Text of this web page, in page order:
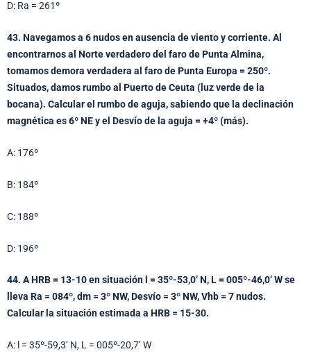
D: Ra = 261º
43. Navegamos a 6 nudos en ausencia de viento y corriente. Al
encontrarnos al Norte verdadero del faro de Punta Almina,
tomamos demora verdadera al faro de Punta Europa = 250º.
Situados, damos rumbo al Puerto de Ceuta (luz verde de la
bocana). Calcular el rumbo de aguja, sabiendo que la declinación
magnética es 6º NE y el Desvío de la aguja = +4º (más).
A: 176º
B: 184º
C: 188º
D: 196º
44. A HRB = 13-10 en situación l = 35º-53,0’ N, L = 005º-46,0’ W se
lleva Ra = 084º, dm = 3º NW, Desvío = 3º NW, Vhb = 7 nudos.
Calcular la situación estimada a HRB = 15-30.
A: l = 35º-59,3’ N, L = 005º-20,7’ W